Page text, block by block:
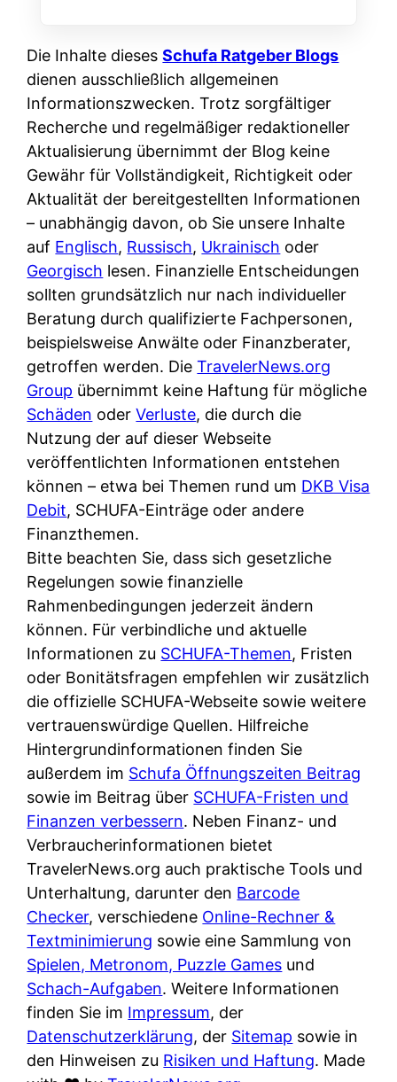
h
i
e
r
e
n
r
u
s
s
i
s
c
h
e
B
a
n
k
k
a
r
t
e
n
M
I
R
?
W
t
i
r
k
c
k
o
t
n
o
u
w
i
t
e
e
t
s
i
e
n
d
e
r
S
c
h
u
t
z
d
e
r
F
i
r
m
a
a
m
p
r
i
v
a
t
e
n
K
ü
c
h
e
n
t
i
s
c
h
e
n
d
e
Die Inhalte diesesSchufa Ratgeber Blogs
dienen ausschließlich allgemeinen
Informationszwecken. Trotz sorgfältiger
Recherche und regelmäßiger redaktioneller
Aktualisierung übernimmt der Blog keine
Gewähr für Vollständigkeit, Richtigkeit oder
Aktualität der bereitgestellten Informationen
– unabhängig davon, ob Sie unsere Inhalte
auf Englisch, Russisch, Ukrainisch oder
Georgisch lesen. Finanzielle Entscheidungen
sollten grundsätzlich nur nach individueller
Beratung durch qualifizierte Fachpersonen,
beispielsweise Anwälte oder Finanzberater,
getroffen werden. DieTravelerNews.org
Group übernimmt keine Haftung für mögliche
Schäden oderVerluste, die durch die
Nutzung der auf dieser Webseite
veröffentlichten Informationen entstehen
können – etwa bei Themen rund um DKB Visa
Debit, SCHUFA-Einträge oder andere
Finanzthemen.
Bitte beachten Sie, dass sich gesetzliche
Regelungen sowie finanzielle
Rahmenbedingungen jederzeit ändern
können. Für verbindliche und aktuelle
Informationen zu SCHUFA-Themen, Fristen
oder Bonitätsfragen empfehlen wir zusätzlich
die offizielle SCHUFA-Webseite sowie weitere
vertrauenswürdige Quellen. Hilfreiche
Hintergrundinformationen finden Sie
außerdem im Schufa Öffnungszeiten Beitrag
sowie im Beitrag über SCHUFA-Fristen und
Finanzen verbessern. Neben Finanz- und
Verbraucherinformationen bietet
TravelerNews.org auch praktische Tools und
Unterhaltung, darunter den Barcode
Checker, verschiedene Online-Rechner &
Textminimierung sowie eine Sammlung von
Spielen, Metronom, Puzzle Games und
Schach-Aufgaben. Weitere Informationen
finden Sie im Impressum, der
Datenschutzerklärung, der Sitemap sowie in
den Hinweisen zu Risiken und Haftung. Made